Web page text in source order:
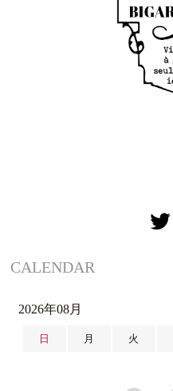
CALENDAR
2026年08月
日 月 火